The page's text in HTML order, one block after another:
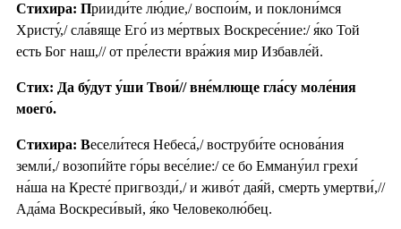
Стихира: Прииди́те лю́дие,/ воспои́м, и поклони́мся
Христу́,/ сла́вяще Его́ из ме́ртвых Воскресе́ние:/ я́ко Той
есть Бог наш,// от пре́лести вра́жия мир Избавле́й.
Стих: Да бу́дут у́ши Твои́// вне́млюще гла́су моле́ния
моего́.
Стихира: Весели́теся Небеса́,/ воструби́те основа́ния
земли́,/ возопи́йте го́ры весе́лие:/ се бо Емману́ил грехи́
на́ша на Кресте́ пригвозди́,/ и живо́т дая́й, смерть умертви́,//
Ада́ма Воскреси́вый, я́ко Человеколю́бец.